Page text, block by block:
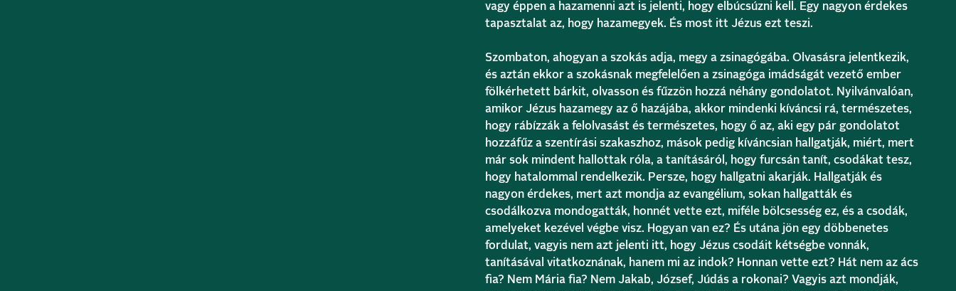
vagy éppen a hazamenni azt is jelenti, hogy elbúcsúzni kell. Egy nagyon érdekes
tapasztalat az, hogy hazamegyek. És most itt Jézus ezt teszi.
Szombaton, ahogyan a szokás adja, megy a zsinagógába. Olvasásra jelentkezik,
és aztán ekkor a szokásnak megfelelően a zsinagóga imádságát vezető ember
fölkérhetett bárkit, olvasson és fűzzön hozzá néhány gondolatot. Nyilvánvalóan,
amikor Jézus hazamegy az ő hazájába, akkor mindenki kíváncsi rá, természetes,
hogy rábízzák a felolvasást és természetes, hogy ő az, aki egy pár gondolatot
hozzáfűz a szentírási szakaszhoz, mások pedig kíváncsian hallgatják, miért, mert
már sok mindent hallottak róla, a tanításáról, hogy furcsán tanít, csodákat tesz,
hogy hatalommal rendelkezik. Persze, hogy hallgatni akarják. Hallgatják és
nagyon érdekes, mert azt mondja az evangélium, sokan hallgatták és
csodálkozva mondogatták, honnét vette ezt, miféle bölcsesség ez, és a csodák,
amelyeket kezével végbe visz. Hogyan van ez? És utána jön egy döbbenetes
fordulat, vagyis nem azt jelenti itt, hogy Jézus csodáit kétségbe vonnák,
tanításával vitatkoznának, hanem mi az indok? Honnan vette ezt? Hát nem az ács
fia? Nem Mária fia? Nem Jakab, József, Júdás a rokonai? Vagyis azt mondják,